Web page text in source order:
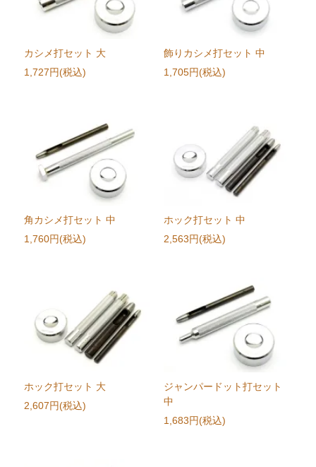
カシメ打セット 大
1,727円(税込)
飾りカシメ打セット 中
1,705円(税込)
角カシメ打セット 中
1,760円(税込)
ホック打セット 中
2,563円(税込)
ホック打セット 大
2,607円(税込)
ジャンパードット打セット
中
1,683円(税込)